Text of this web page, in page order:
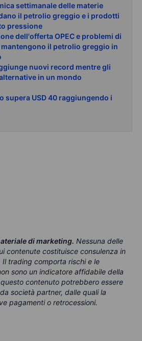
settimanale delle materie
il petrolio greggio e i prodotti
pressione
dell'offerta OPEC e problemi di
il petrolio greggio in
nuovi record mentre gli
in un mondo
supera USD 40 raggiungendo i
di marketing. Nessuna delle
contenute costituisce consulenza in
trading comporta rischi e le
sono un indicatore affidabile della
contenuto potrebbero essere
società partner, dalle quali la
pagamenti o retrocessioni.